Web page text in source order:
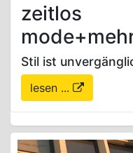
zeitlos
Stil ist
lesen ...